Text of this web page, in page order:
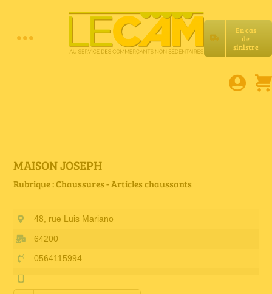
En cas
de
sinistre
Toggle
E-book
Petites annonces
Annuaire Fournisseurs
MAISON JOSEPH
Rubrique : Chaussures - Articles chaussants
48, rue Luis Mariano
64200
0564115994